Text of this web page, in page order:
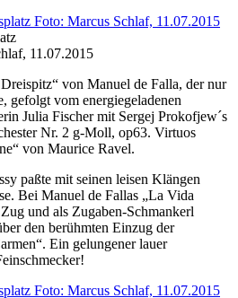
11.07.2015
von Manuel de Falla, der nur
gefolgt vom energiegeladenen
Julia Fischer mit Sergej Prokofjew´s
Nr. 2 g-Moll, op63. Virtuos
von Maurice Ravel.
paßte mit seinen leisen Klängen
Bei Manuel de Fallas „La Vida
und als Zugaben-Schmankerl
den berühmten Einzug der
Ein gelungener lauer